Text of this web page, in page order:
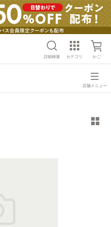
詳細検索 カテゴリ かご
店舗メニュー